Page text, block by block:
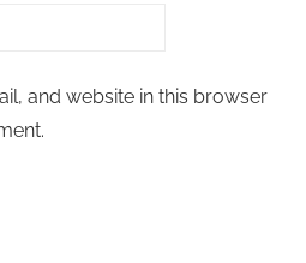
and website in this browser